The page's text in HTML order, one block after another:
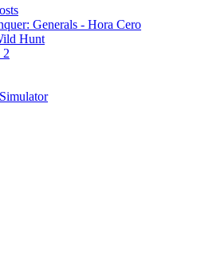
Generals - Hora Cero
Hunt
2